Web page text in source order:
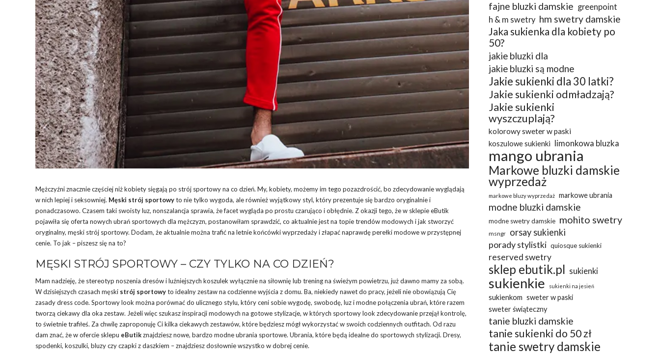
Mężczyźni znacznie częściej niż kobiety sięgają po strój sportowy na co dzień. My, kobiety, możemy im tego pozazdrościć, bo zdecydowanie wyglądają
w nich lepiej i seksowniej. Męski strój sportowyto nie tylko wygoda, ale również wyjątkowy styl, który prezentuje się bardzo oryginalnie i
ponadczasowo. Czasem taki swoisty luz, nonszalancja sprawia, że facet wygląda po prostu czarująco i obłędnie. Z okazji tego, że w sklepie eButik
pojawiła się oferta nowych ubrań sportowych dla mężczyzn, postanowiłam sprawdzić, co aktualnie jest na topie trendów modowych i jak stworzyć
oryginalny, męski strój sportowy. Dodam, że aktualnie można trafić na letnie końcówki wyprzedaży i złapać naprawdę perełki modowe w przystępnej
cenie. To jak – piszesz się na to?
MĘSKI STRÓJ SPORTOWY – CZY TYLKO NA CO DZIEŃ?
Mam nadzieję, że stereotyp noszenia dresów i luźniejszych koszulek wyłącznie na siłownię lub trening na świeżym powietrzu, już dawno mamy za sobą.
W dzisiejszych czasach męski strój sportowyto idealny zestaw na codzienne wyjścia z domu. Ba, niekiedy nawet do pracy, jeżeli nie obowiązują Cię
zasady dress code. Sportowy look można porównać do ulicznego stylu, który ceni sobie wygodę, swobodę, luz i modne połączenia ubrań, które razem
tworzą ciekawy dla oka zestaw. Jeżeli więc szukasz inspiracji modowych na gotowe stylizacje, w których sportowy look zdecydowanie przejął kontrolę,
to świetnie trafiłeś. Za chwilę zaproponuję Ci kilka ciekawych zestawów, które będziesz mógł wykorzystać w swoich codziennych outfitach. Od razu
dam znać, że w ofercie sklepu eButikznajdziesz nowe, bardzo modne ubrania sportowe. Ubrania, które będą idealne do sportowych stylizacji. Dresy,
spodenki, koszulki, bluzy czy czapki z daszkiem – znajdziesz dosłownie wszystko w dobrej cenie.
fajne bluzki damskie greenpoint
h & m swetry hm swetry damskie
Jaka sukienka dla kobiety po
50?
jakie bluzki dla
jakie bluzki są modne
Jakie sukienki dla 30 latki?
Jakie sukienki odmładzają?
Jakie sukienki
wyszczuplają?
kolorowy sweter w paski
koszulowe sukienki limonkowa bluzka
mango ubrania
Markowe bluzki damskie
wyprzedaż
markowe bluzy wyprzedaż markowe ubrania
modne bluzki damskie
modne swetry damskie mohito swetry
msngr
orsay sukienki
porady stylistki quiosque sukienki
reserved swetry
sklep ebutik.pl sukienki
sukienkie sukienki na jesień
sukienkom sweter w paski
sweter świąteczny
tanie bluzki damskie
tanie sukienki do 50 zł
tanie swetry damskie